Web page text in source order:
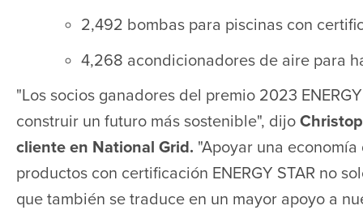
2,492 bombas para piscinas con
4,268 acondicionadores de aire para
"Los socios ganadores del premio 2023
construir un futuro más sostenible", dijo
cliente en National Grid. "Apoyar una
productos con certificación ENERGY STAR no
que también se traduce en un mayor apoyo a